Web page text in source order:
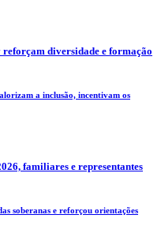
diversidade e formação
a inclusão, incentivam os
familiares e representantes
soberanas e reforçou orientações